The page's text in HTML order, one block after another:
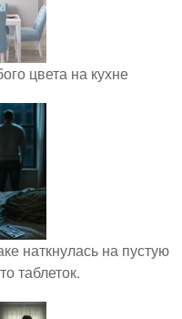
цвета на кухне
наткнулась на пустую
таблеток.